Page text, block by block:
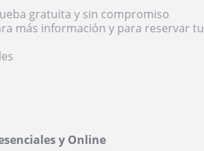
gratuita y sin compromiso
más información y para reservar tu
y Online